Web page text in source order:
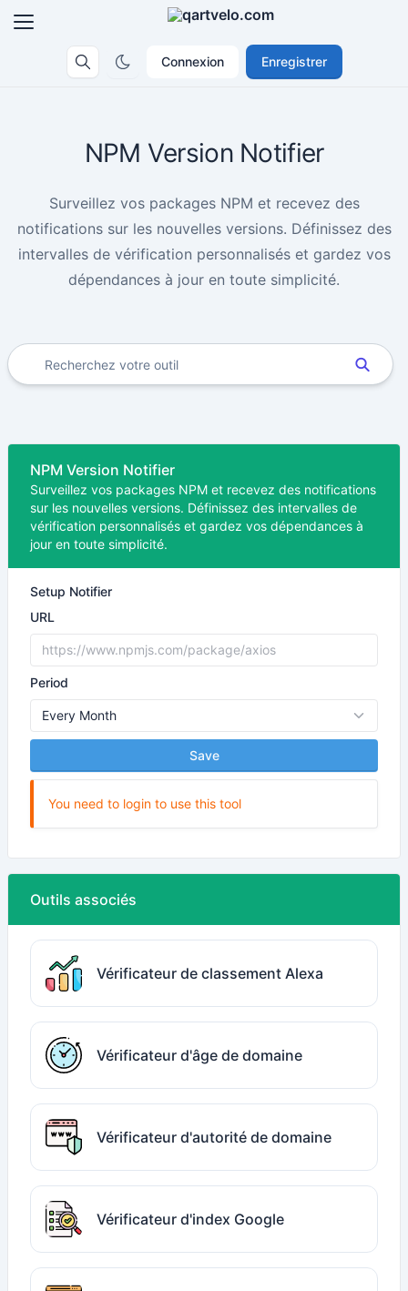
Connexion Enregistrer
NPM Version Notifier
Surveillez vos packages NPM et recevez des
notifications sur les nouvelles versions. Définissez des
intervalles de vérification personnalisés et gardez vos
dépendances à jour en toute simplicité.
NPM Version Notifier
Surveillez vos packages NPM et recevez des notifications
sur les nouvelles versions. Définissez des intervalles de
vérification personnalisés et gardez vos dépendances à
jour en toute simplicité.
Setup Notifier
URL
Period
Save
You need to login to use this tool
Outils associés
Vérificateur de classement Alexa
Vérificateur d'âge de domaine
Vérificateur d'autorité de domaine
Vérificateur d'index Google